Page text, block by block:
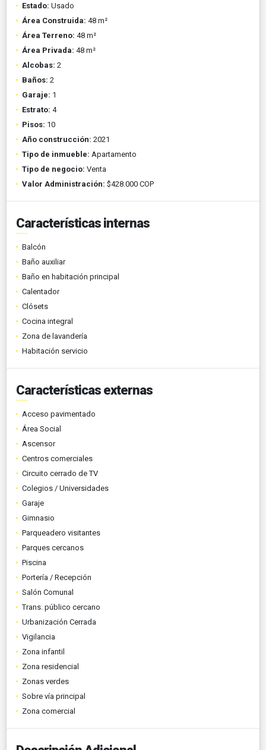
Estado: Usado
Área Construida: 48 m²
Área Terreno: 48 m²
Área Privada: 48 m²
Alcobas: 2
Baños: 2
Garaje: 1
Estrato: 4
Pisos: 10
Año construcción: 2021
Tipo de inmueble: Apartamento
Tipo de negocio: Venta
Valor Administración: $428.000 COP
Características internas
Balcón
Baño auxiliar
Baño en habitación principal
Calentador
Clósets
Cocina integral
Zona de lavandería
Habitación servicio
Características externas
Acceso pavimentado
Área Social
Ascensor
Centros comerciales
Circuito cerrado de TV
Colegios / Universidades
Garaje
Gimnasio
Parqueadero visitantes
Parques cercanos
Piscina
Portería / Recepción
Salón Comunal
Trans. público cercano
Urbanización Cerrada
Vigilancia
Zona infantil
Zona residencial
Zonas verdes
Sobre vía principal
Zona comercial